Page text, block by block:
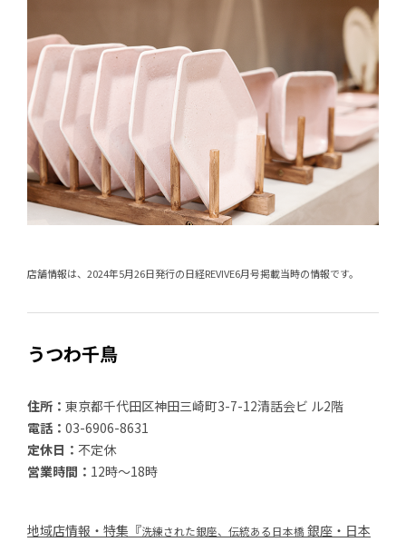
店舗情報は、2024年5月26日発行の日経REVIVE6月号掲載当時の情報です。
うつわ千鳥
住所： 東京都千代田区神田三崎町3-7-12清話会ビ ル2階
電話： 03-6906-8631
定休日： 不定休
営業時間： 12時～18時
地域店情報・特集『洗練された銀座、伝統ある日本橋 銀座・日本